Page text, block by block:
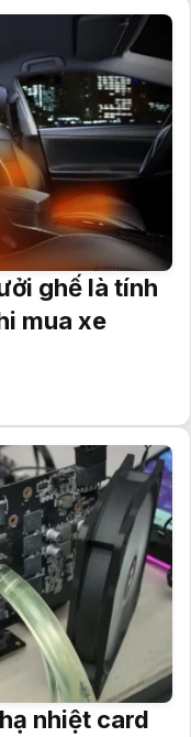
ghế là tính
mua xe
nhiệt card